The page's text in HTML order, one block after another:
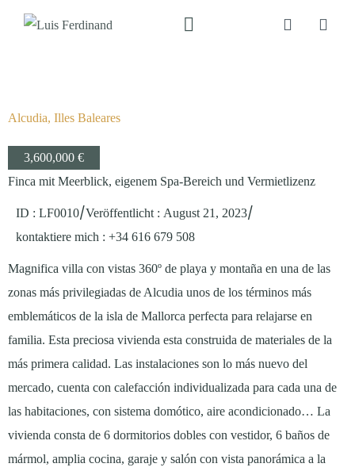
Alcudia, Illes Baleares
3,600,000 €
Finca mit Meerblick, eigenem Spa-Bereich und Vermietlizenz
ID : LF0010/Veröffentlicht : August 21, 2023/
kontaktiere mich : +34 616 679 508
Magnifica villa con vistas 360º de playa y montaña en una de las
zonas más privilegiadas de Alcudia unos de los términos más
emblemáticos de la isla de Mallorca perfecta para relajarse en
familia. Esta preciosa vivienda esta construida de materiales de la
más primera calidad. Las instalaciones son lo más nuevo del
mercado, cuenta con calefacción individualizada para cada una de
las habitaciones, con sistema domótico, aire acondicionado… La
vivienda consta de 6 dormitorios dobles con vestidor, 6 baños de
mármol, amplia cocina, garaje y salón con vista panorámica a la